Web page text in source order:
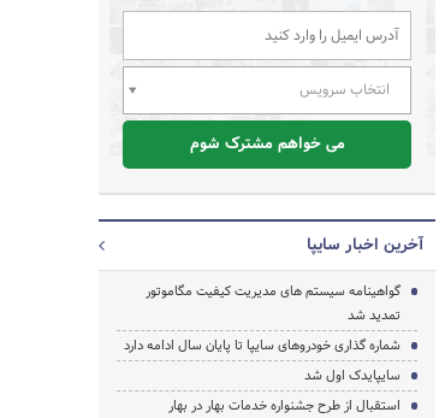
انتخاب سرویس
می خواهم مشترک شوم
آخرین اخبار سایپا
گواهینامه سیستم های مدیریت کیفیت مگاموتور
تمدید شد
شماره گذاری خودروهای سایپا تا پایان سال ادامه دارد
سایپایدک اول شد
استقبال از طرح جشنواره خدمات بهار در بهار